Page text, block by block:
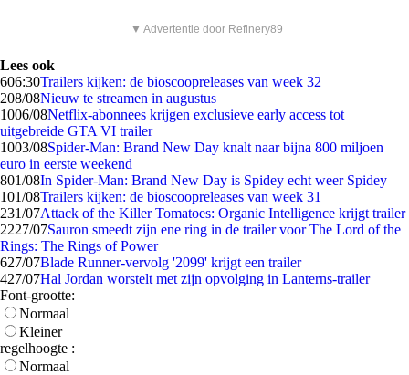
▼ Advertentie door Refinery89
Lees ook
606:30Trailers kijken: de bioscoopreleases van week 32
208/08Nieuw te streamen in augustus
1006/08Netflix-abonnees krijgen exclusieve early access tot
uitgebreide GTA VI trailer
1003/08Spider-Man: Brand New Day knalt naar bijna 800 miljoen
euro in eerste weekend
801/08In Spider-Man: Brand New Day is Spidey echt weer Spidey
101/08Trailers kijken: de bioscoopreleases van week 31
231/07Attack of the Killer Tomatoes: Organic Intelligence krijgt trailer
2227/07Sauron smeedt zijn ene ring in de trailer voor The Lord of the
Rings: The Rings of Power
627/07Blade Runner-vervolg '2099' krijgt een trailer
427/07Hal Jordan worstelt met zijn opvolging in Lanterns-trailer
Font-grootte:
Normaal
Kleiner
regelhoogte :
Normaal